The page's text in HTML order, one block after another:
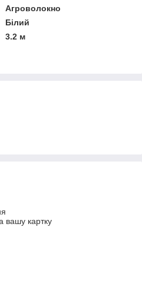
Агроволокно
Білий
3.2 м
вашу картку